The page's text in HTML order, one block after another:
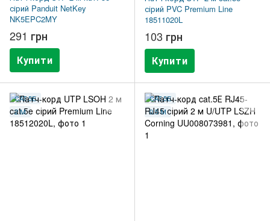
сірий Panduit NetKey
NK5EPC2MY
291 грн
Купити
сірий PVC Premium Line
18511020L
103 грн
Купити
CAT.5E
2 М
CAT.5E
0.5 М